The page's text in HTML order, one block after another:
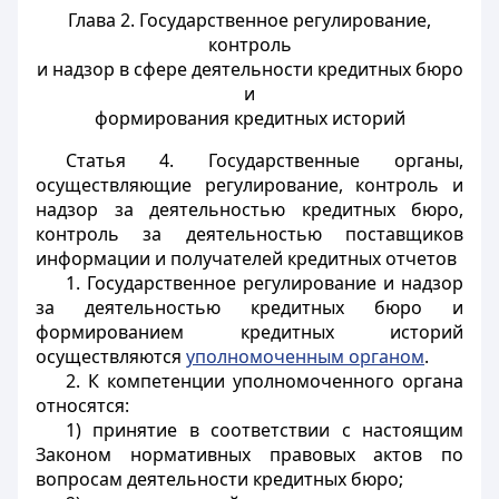
Глава 2. Государственное регулирование,
контроль
и надзор в сфере деятельности кредитных бюро
и
формирования кредитных историй
Статья 4. Государственные органы,
осуществляющие регулирование, контроль и
надзор за деятельностью кредитных бюро,
контроль за деятельностью поставщиков
информации и получателей кредитных отчетов
1. Государственное регулирование и надзор
за деятельностью кредитных бюро и
формированием кредитных историй
осуществляются уполномоченным органом.
2. К компетенции уполномоченного органа
относятся:
1) принятие в соответствии с настоящим
Законом нормативных правовых актов по
вопросам деятельности кредитных бюро;